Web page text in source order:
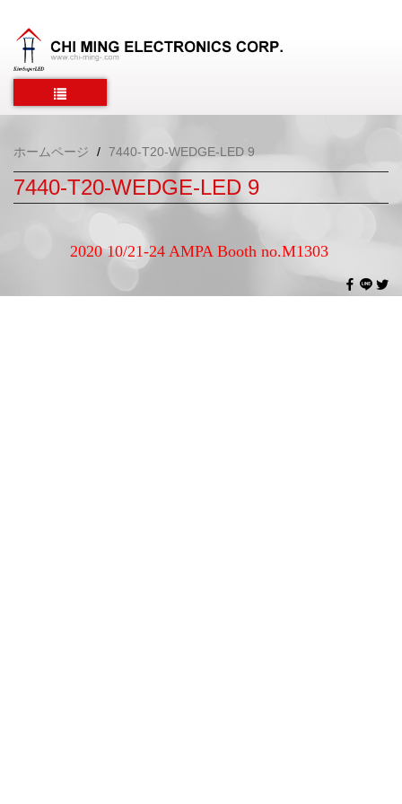
ホームページ 7440-T20-WEDGE-LED 9
7440-T20-WEDGE-LED 9
2020 10/21-24 AMPA Booth no.M1303